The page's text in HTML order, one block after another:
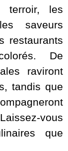
terroir, les
saveurs
restaurants
De
raviront
tandis que
vous
que